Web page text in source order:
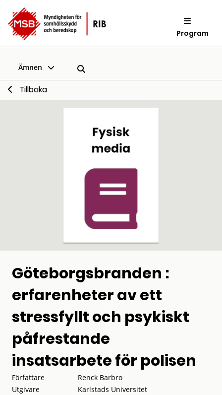
Program
Ämnen
Tillbaka
Göteborgsbranden :
erfarenheter av ett
stressfyllt och psykiskt
påfrestande
insatsarbete för polisen
Författare
Renck Barbro
Utgivare
Karlstads Universitet